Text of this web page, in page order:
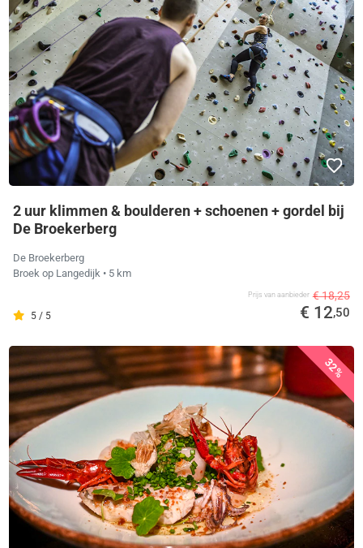
2 uur klimmen & boulderen + schoenen + gordel bij
De Broekerberg
De Broekerberg
Broek op Langedijk • 5 km
5 / 5
Prijs van aanbieder € 18,25
€ 12,50
32%